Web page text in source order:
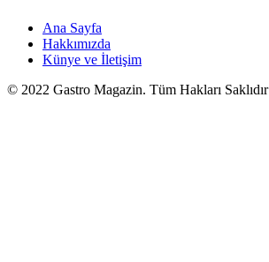
Ana Sayfa
Hakkımızda
Künye ve İletişim
© 2022 Gastro Magazin. Tüm Hakları Saklıdır